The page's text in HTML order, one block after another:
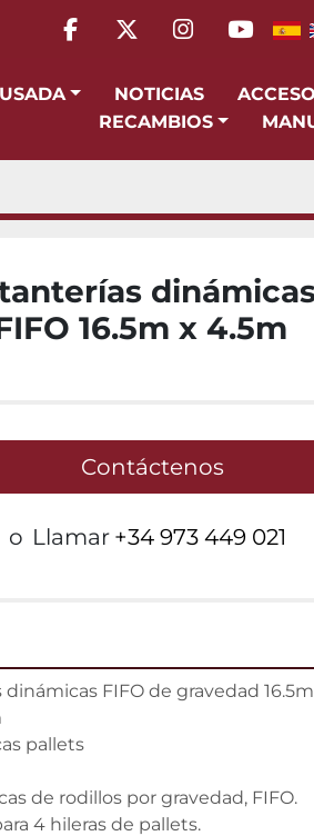
facebook
twitterinstagram
NOTICIAS
RECAMBIOS
16.5m x 4.5m
Contáctenos
o Llamar +34 973 449 021
FIFO de gravedad
pallets
de rodillos por gravedad, FIFO.
4 hileras de pallets.